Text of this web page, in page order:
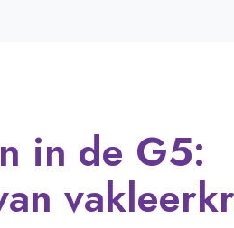
in de G5: